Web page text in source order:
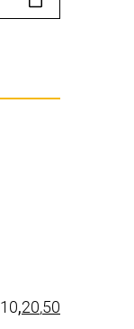
10 (valor atual)
,20,50